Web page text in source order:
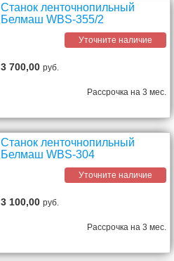
Станок ленточнопильный
Белмаш WBS-355/2
Уточните наличие
3 700,00руб.
Рассрочка на 3 мес.
Станок ленточнопильный
Белмаш WBS-304
Уточните наличие
3 100,00руб.
Рассрочка на 3 мес.